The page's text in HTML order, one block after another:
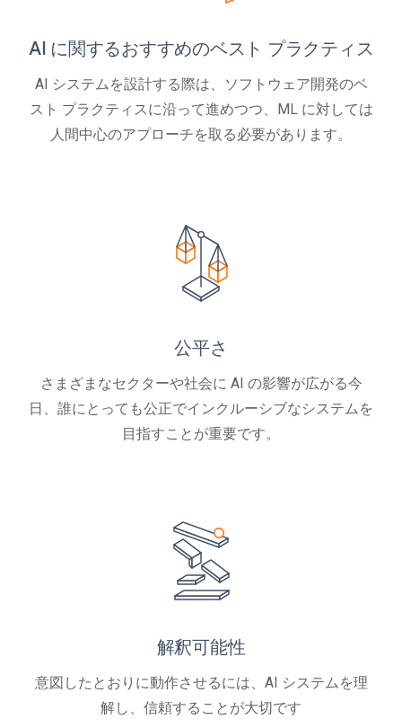
AI に関するおすすめのベスト プラクティス
AI システムを設計する際は、ソフトウェア開発のベ
スト プラクティスに沿って進めつつ、ML に対しては
人間中心のアプローチを取る必要があります。
公平さ
さまざまなセクターや社会に AI の影響が広がる今
日、誰にとっても公正でインクルーシブなシステムを
目指すことが重要です。
解釈可能性
意図したとおりに動作させるには、AI システムを理
解し、信頼することが大切です